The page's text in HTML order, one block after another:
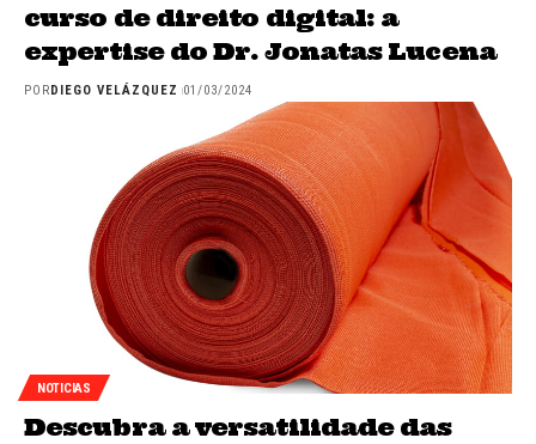
curso de direito digital: a
expertise do Dr. Jonatas Lucena
PORDIEGO VELÁZQUEZ 01/03/2024
NOTICIAS
Descubra a versatilidade das